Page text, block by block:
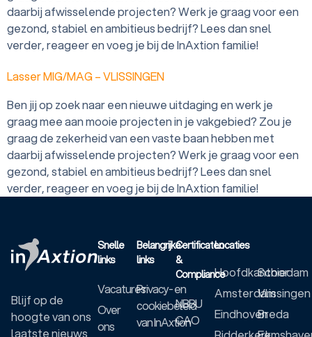
daarbij afwisselende projecten? Werk je graag voor een
gezond, stabiel en ambitieus bedrijf? Lees dan snel
verder, reageer en voeg je bij de InAxtion familie!
Lasser MIG/MAG – VLISSINGEN
Ben jij op zoek naar een nieuwe uitdaging en werk je
graag mee aan mooie projecten in je vakgebied? Zou je
graag de zekerheid van een vaste baan hebben met
daarbij afwisselende projecten? Werk je graag voor een
gezond, stabiel en ambitieus bedrijf? Lees dan snel
verder, reageer en voeg je bij de InAxtion familie!
Blijf op de
hoogte van ons
laatste nieuws
Snelle
links
Vacatures
Over
ons
Belangrijke
links
Privacy- en
cookiebeleid
van InAxtion
Certificaten
&
Compliance
NBBU
CAO
Locaties
Hoofdkantoor
Amsterdam
Eindhoven
Schiedam
Vlissingen
Breda